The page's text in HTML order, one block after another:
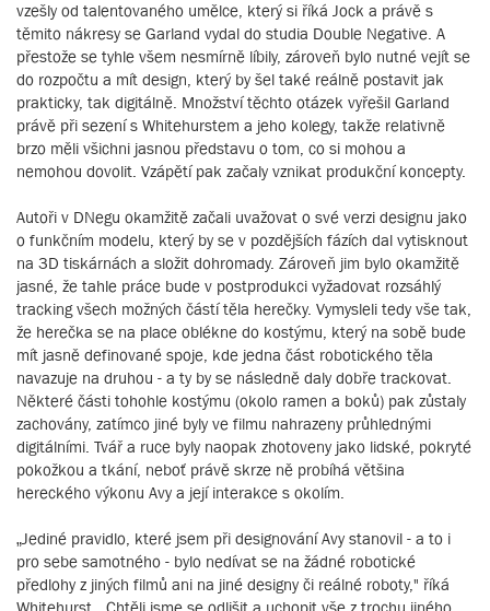
vzešly od talentovaného umělce, který si říká Jock a právě s
těmito nákresy se Garland vydal do studia Double Negative. A
přestože se tyhle všem nesmírně líbily, zároveň bylo nutné vejít se
do rozpočtu a mít design, který by šel také reálně postavit jak
prakticky, tak digitálně. Množství těchto otázek vyřešil Garland
právě při sezení s Whitehurstem a jeho kolegy, takže relativně
brzo měli všichni jasnou představu o tom, co si mohou a
nemohou dovolit. Vzápětí pak začaly vznikat produkční koncepty.
Autoři v DNegu okamžitě začali uvažovat o své verzi designu jako
o funkčním modelu, který by se v pozdějších fázích dal vytisknout
na 3D tiskárnách a složit dohromady. Zároveň jim bylo okamžitě
jasné, že tahle práce bude v postprodukci vyžadovat rozsáhlý
tracking všech možných částí těla herečky. Vymysleli tedy vše tak,
že herečka se na place oblékne do kostýmu, který na sobě bude
mít jasně definované spoje, kde jedna část robotického těla
navazuje na druhou - a ty by se následně daly dobře trackovat.
Některé části tohohle kostýmu (okolo ramen a boků) pak zůstaly
zachovány, zatímco jiné byly ve filmu nahrazeny průhlednými
digitálními. Tvář a ruce byly naopak zhotoveny jako lidské, pokryté
pokožkou a tkání, neboť právě skrze ně probíhá většina
hereckého výkonu Avy a její interakce s okolím.
„Jediné pravidlo, které jsem při designování Avy stanovil - a to i
pro sebe samotného - bylo nedívat se na žádné robotické
předlohy z jiných filmů ani na jiné designy či reálné roboty," říká